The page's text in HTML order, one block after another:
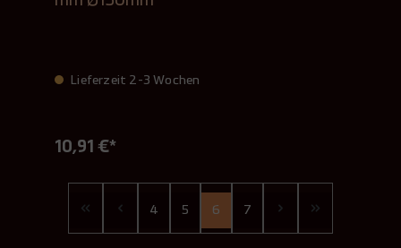
Lieferzeit 2-3 Wochen
10,91 €*
4 5 6 7